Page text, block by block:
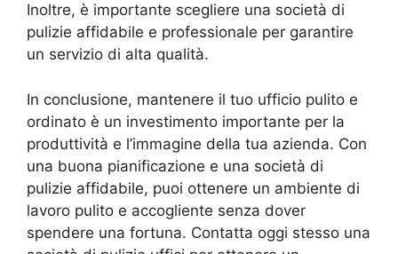
Inoltre, è importante scegliere una società di
pulizie affidabile e professionale per garantire
un servizio di alta qualità.
In conclusione, mantenere il tuo ufficio pulito e
ordinato è un investimento importante per la
produttività e l’immagine della tua azienda. Con
una buona pianificazione e una società di
pulizie affidabile, puoi ottenere un ambiente di
lavoro pulito e accogliente senza dover
spendere una fortuna. Contatta oggi stesso una